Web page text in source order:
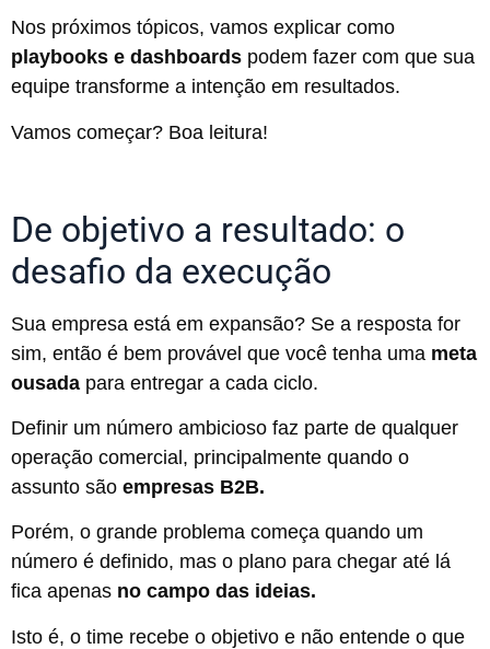
Nos próximos tópicos, vamos explicar como
playbooks e dashboards podem fazer com que sua
equipe transforme a intenção em resultados.
Vamos começar? Boa leitura!
De objetivo a resultado: o
desafio da execução
Sua empresa está em expansão? Se a resposta for
sim, então é bem provável que você tenha uma meta
ousada para entregar a cada ciclo.
Definir um número ambicioso faz parte de qualquer
operação comercial, principalmente quando o
assunto são empresas B2B.
Porém, o grande problema começa quando um
número é definido, mas o plano para chegar até lá
fica apenas no campo das ideias.
Isto é, o time recebe o objetivo e não entende o que